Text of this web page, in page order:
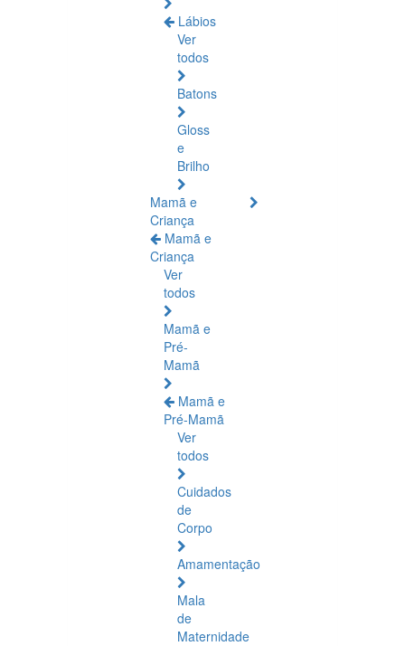
Lábios
Ver
todos
Batons
Gloss
e
Brilho
Mamã e
Criança
Mamã e
Criança
Ver
todos
Mamã e
Pré-
Mamã
Mamã e
Pré-Mamã
Ver
todos
Cuidados
de
Corpo
Amamentação
Mala
de
Maternidade